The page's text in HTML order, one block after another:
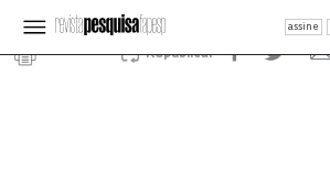
assine
Republicar